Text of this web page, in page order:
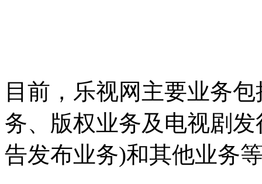
目前，乐视网主要业务
务、版权业务及电视剧
告发布业务)和其他业务